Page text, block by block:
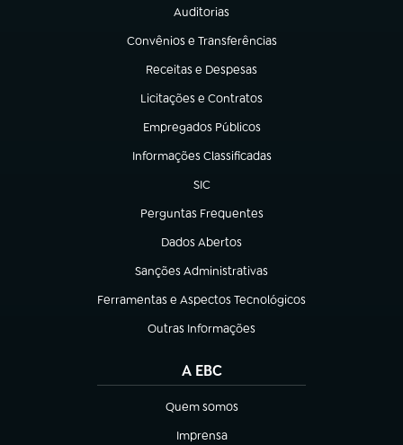
Auditorias
(abre em nova aba)
Convênios e Transferências
(abre em nova aba)
Receitas e Despesas
(abre em nova aba)
Licitações e Contratos
(abre em nova aba)
Empregados Públicos
(abre em nova aba)
Informações Classificadas
(abre em nova aba)
SIC
(abre em nova aba)
Perguntas Frequentes
(abre em nova aba)
Dados Abertos
(abre em nova aba)
Sanções Administrativas
(abre em nova aba)
Ferramentas e Aspectos Tecnológicos
(abre em nova aba)
Outras Informações
(abre em nova aba)
A EBC
Quem somos
(abre em nova aba)
Imprensa
(abre em nova aba)